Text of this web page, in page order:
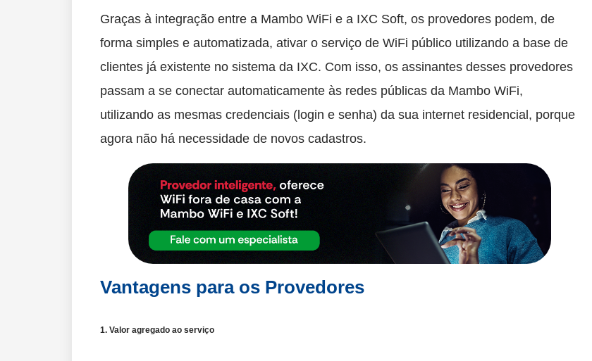
Graças à integração entre a Mambo WiFi e a IXC Soft, os provedores podem, de
forma simples e automatizada, ativar o serviço de WiFi público utilizando a base de
clientes já existente no sistema da IXC. Com isso, os assinantes desses provedores
passam a se conectar automaticamente às redes públicas da Mambo WiFi,
utilizando as mesmas credenciais (login e senha) da sua internet residencial, porque
agora não há necessidade de novos cadastros.
Vantagens para os Provedores
1. Valor agregado ao serviço